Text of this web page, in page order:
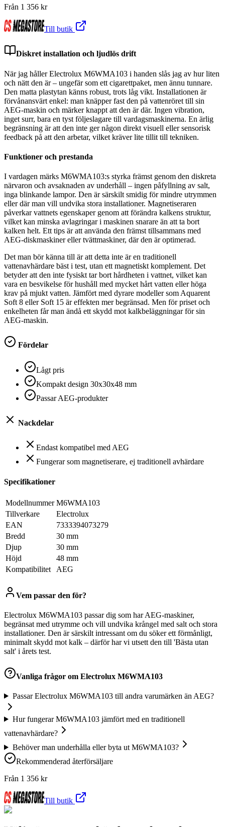
Från 1 356 kr
Till butik
Diskret installation och ljudlös drift
När jag håller Electrolux M6WMA103 i handen slås jag av hur liten
och nätt den är – ungefär som ett cigarettpaket, men ännu tunnare.
Den matta plastytan känns robust, trots låg vikt. Installationen är
förvånansvärt enkel: man knäpper fast den på vattenröret till sin
AEG-maskin och märker knappt att den är där. Ingen vibration,
inget surr, bara en tyst följeslagare till vardagsmaskinerna. En ärlig
begränsning är att den inte ger någon direkt visuell eller sensorisk
feedback på att den arbetar, vilket kräver lite tillit till tekniken.
Funktioner och prestanda
I vardagen märks M6WMA103:s styrka främst genom den diskreta
närvaron och avsaknaden av underhåll – ingen påfyllning av salt,
inga blinkande lampor. Den är särskilt smidig för mindre utrymmen
eller där man vill undvika stora installationer. Magnetiseraren
påverkar vattnets egenskaper genom att förändra kalkens struktur,
vilket kan minska avlagringar i maskinen snarare än att ta bort
kalken helt. Ett tips är att använda den främst tillsammans med
AEG-diskmaskiner eller tvättmaskiner, där den är optimerad.
Det man bör känna till är att detta inte är en traditionell
vattenavhärdare bäst i test, utan ett magnetiskt komplement. Det
betyder att den inte fysiskt tar bort hårdheten i vattnet, vilket kan
vara en besvikelse för hushåll med mycket hårt vatten eller höga
krav på mjukt vatten. Jämfört med dyrare modeller som Aquarent
Soft 8 eller Soft 15 är effekten mer begränsad. Men för priset och
enkelheten får man ändå ett skydd mot kalkbeläggningar för sin
AEG-maskin.
Fördelar
Lågt pris
Kompakt design 30x30x48 mm
Passar AEG-produkter
Nackdelar
Endast kompatibel med AEG
Fungerar som magnetiserare, ej traditionell avhärdare
Specifikationer
Modellnummer M6WMA103
Tillverkare
Electrolux
EAN
7333394073279
Bredd
30 mm
Djup
30 mm
Höjd
48 mm
Kompatibilitet
AEG
Vem passar den för?
Electrolux M6WMA103 passar dig som har AEG-maskiner,
begränsat med utrymme och vill undvika krångel med salt och stora
installationer. Den är särskilt intressant om du söker ett förmånligt,
minimalt skydd mot kalk – därför har vi utsett den till 'Bästa utan
salt' i årets test.
Vanliga frågor om Electrolux M6WMA103
Passar Electrolux M6WMA103 till andra varumärken än AEG?
Hur fungerar M6WMA103 jämfört med en traditionell
vattenavhärdare?
Behöver man underhålla eller byta ut M6WMA103?
Rekommenderad återförsäljare
Från 1 356 kr
Till butik